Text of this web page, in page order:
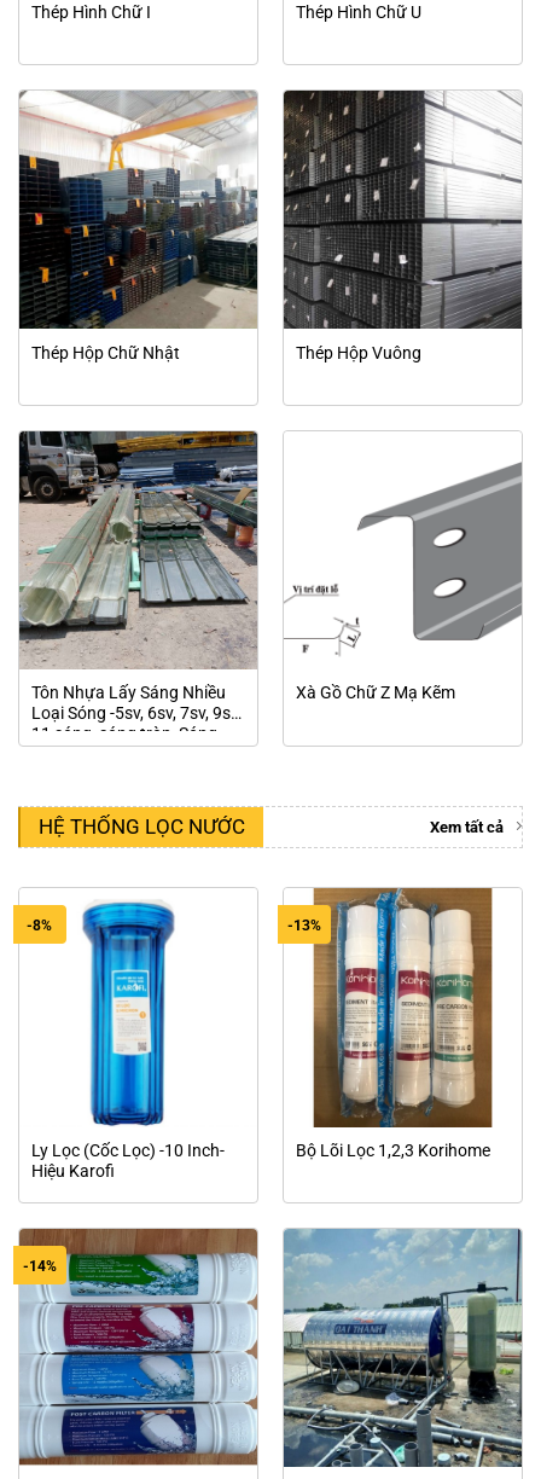
Thép Hình Chữ I Thép Hình Chữ U
Thép Hộp Chữ Nhật Thép Hộp Vuông
Tôn Nhựa Lấy Sáng Nhiều
Loại Sóng -5sv, 6sv, 7sv, 9sv,
11 sóng ,sóng tròn, Sóng
Xà Gồ Chữ Z Mạ Kẽm
HỆ THỐNG LỌC NƯỚC Xem tất cả
-8%
Ly Lọc (Cốc Lọc) -10 Inch-
Hiệu Karofi
-13%
Bộ Lõi Lọc 1,2,3 Korihome
-14%